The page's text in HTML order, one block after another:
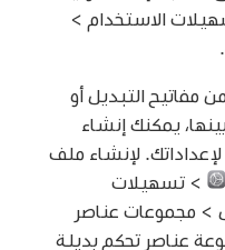
الاستخدام >
مفاتيح التبديل أو
يمكنك إنشاء
لإنشاء ملف
> تسهيلات
> مجموعات عناصر
عناصر تحكم بديلة